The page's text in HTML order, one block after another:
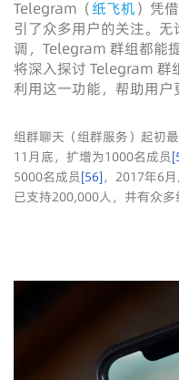
Telegram（纸飞机）凭
引了众多用户的关注。
调，Telegram 群组都能
将深入探讨 Telegram 群
利用这一功能，帮助用户
组群聊天（组群服务）起初
11月底，扩增为1000名成员[
5000名成员[56]，2017年6
已支持200,000人，并有众多